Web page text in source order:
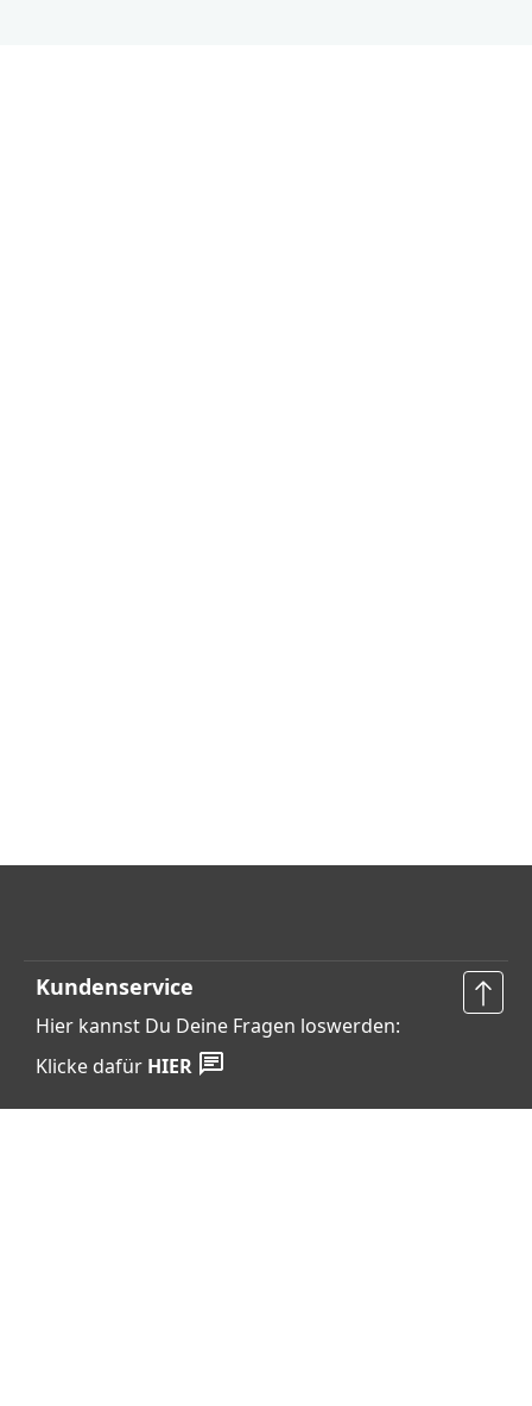
Kundenservice
Hier kannst Du Deine Fragen loswerden:
Klicke dafür HIER